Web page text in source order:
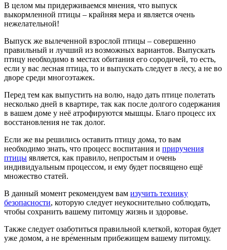
В целом мы придерживаемся мнения, что выпуск
выкормленной птицы – крайняя мера и является очень
нежелательной!
Выпуск же вылеченной взрослой птицы – совершенно
правильный и лучший из возможных вариантов. Выпускать
птицу необходимо в местах обитания его сородичей, то есть,
если у вас лесная птица, то и выпускать следует в лесу, а не во
дворе среди многоэтажек.
Перед тем как выпустить на волю, надо дать птице полетать
несколько дней в квартире, так как после долгого содержания
в вашем доме у неё атрофируются мышцы. Благо процесс их
восстановления не так долог.
Если же вы решились оставить птицу дома, то вам
необходимо знать, что процесс воспитания и приручения
птицы является, как правило, непростым и очень
индивидуальным процессом, и ему будет посвящено ещё
множество статей.
В данный момент рекомендуем вам изучить технику
безопасности, которую следует неукоснительно соблюдать,
чтобы сохранить вашему питомцу жизнь и здоровье.
Также следует озаботиться правильной клеткой, которая будет
уже домом, а не вре́менным прибежищем вашему питомцу.